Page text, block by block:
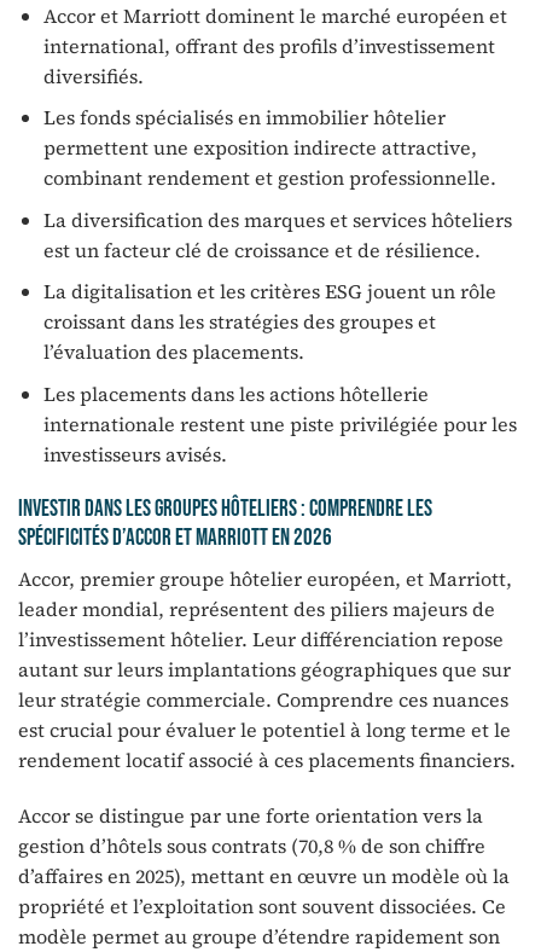
Accor et Marriott dominent le marché européen et
international, offrant des profils d’investissement
diversifiés.
Les fonds spécialisés en immobilier hôtelier
permettent une exposition indirecte attractive,
combinant rendement et gestion professionnelle.
La diversification des marques et services hôteliers
est un facteur clé de croissance et de résilience.
La digitalisation et les critères ESG jouent un rôle
croissant dans les stratégies des groupes et
l’évaluation des placements.
Les placements dans les actions hôtellerie
internationale restent une piste privilégiée pour les
investisseurs avisés.
Investir dans les groupes hôteliers : comprendre les
spécificités d’Accor et Marriott en 2026
Accor, premier groupe hôtelier européen, et Marriott,
leader mondial, représentent des piliers majeurs de
l’investissement hôtelier. Leur différenciation repose
autant sur leurs implantations géographiques que sur
leur stratégie commerciale. Comprendre ces nuances
est crucial pour évaluer le potentiel à long terme et le
rendement locatif associé à ces placements financiers.
Accor se distingue par une forte orientation vers la
gestion d’hôtels sous contrats (70,8 % de son chiffre
d’affaires en 2025), mettant en œuvre un modèle où la
propriété et l’exploitation sont souvent dissociées. Ce
modèle permet au groupe d’étendre rapidement son